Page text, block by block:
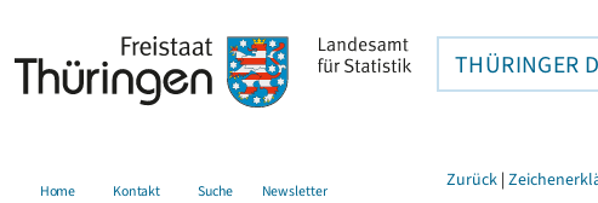
THÜRINGER
Home Kontakt Suche Newsletter Zurück |